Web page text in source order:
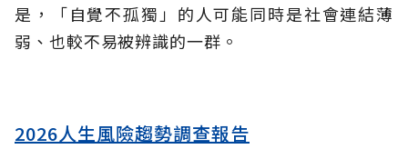
是，「自覺不孤獨」的人可能同時是社會連結薄
弱、也較不易被辨識的一群。
2026人生風險趨勢調查報告